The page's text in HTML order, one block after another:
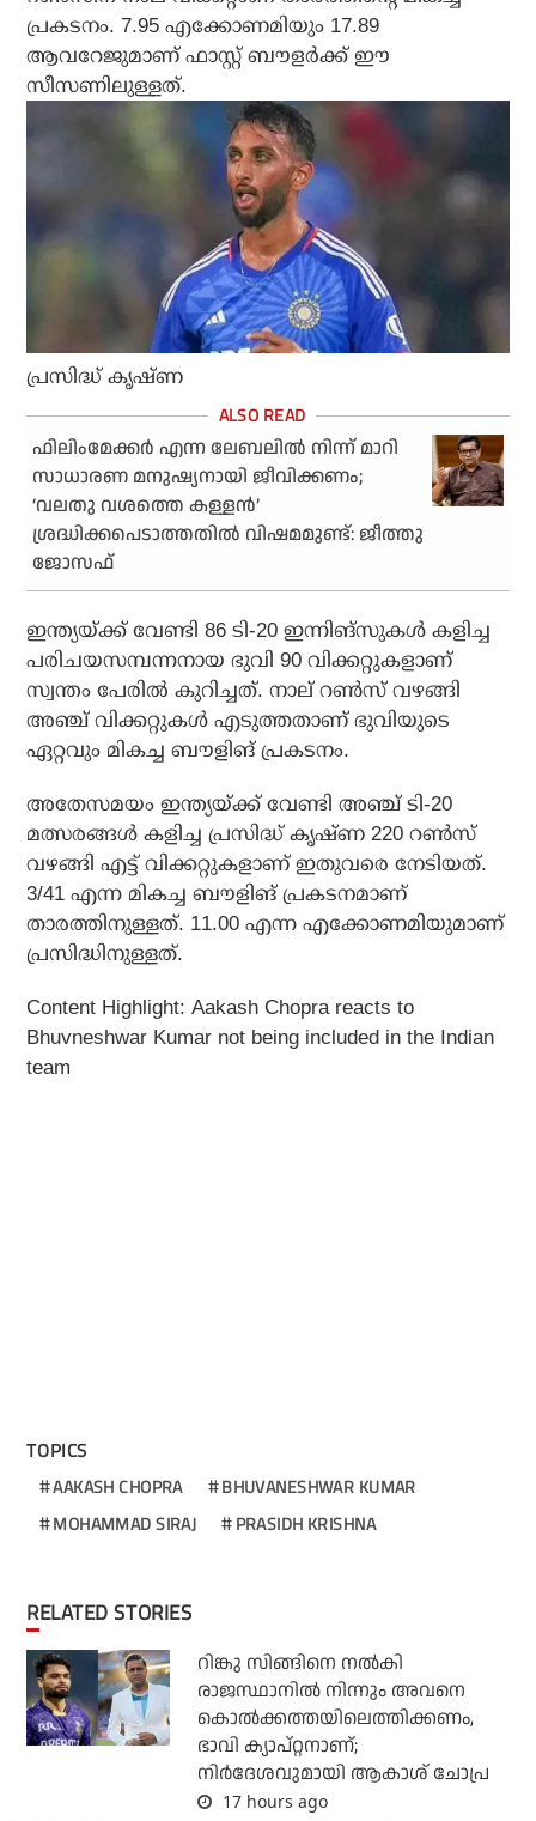
പ്രകടനം. 7.95 എക്കോണമിയും 17.89
ആവറേജുമാണ് ഫാസ്റ്റ് ബൗളര്‍ക്ക് ഈ
സീസണിലുള്ളത്.
പ്രസിദ്ധ് കൃഷ്ണ
ഫിലിംമേക്കർ എന്ന ലേബലിൽ നിന്ന് മാറി
സാധാരണ മനുഷ്യനായി ജീവിക്കണം;
‘വലതു വശത്തെ കള്ളൻ’
ശ്രദ്ധിക്കപെടാത്തതിൽ വിഷമമുണ്ട്: ജീത്തു
ജോസഫ്
ഇന്ത്യയ്ക്ക് വേണ്ടി 86 ടി-20 ഇന്നിങ്‌സുകള്‍ കളിച്ച
പരിചയസമ്പന്നനായ ഭുവി 90 വിക്കറ്റുകളാണ്
സ്വന്തം പേരില്‍ കുറിച്ചത്. നാല് റണ്‍സ് വഴങ്ങി
അഞ്ച് വിക്കറ്റുകള്‍ എടുത്തതാണ് ഭുവിയുടെ
ഏറ്റവും മികച്ച ബൗളിങ് പ്രകടനം.
അതേസമയം ഇന്ത്യയ്ക്ക് വേണ്ടി അഞ്ച് ടി-20
മത്സരങ്ങള്‍ കളിച്ച പ്രസിദ്ധ് കൃഷ്ണ 220 റണ്‍സ്
വഴങ്ങി എട്ട് വിക്കറ്റുകളാണ് ഇതുവരെ നേടിയത്.
3/41 എന്ന മികച്ച ബൗളിങ് പ്രകടനമാണ്
താരത്തിനുള്ളത്. 11.00 എന്ന എക്കോണമിയുമാണ്
പ്രസിദ്ധിനുള്ളത്.
Content Highlight:Aakash Chopra reacts to
Bhuvneshwar Kumar not being included in the Indian
team
TOPICS
AAKASH CHOPRA
BHUVANESHWAR KUMAR
MOHAMMAD SIRAJ
PRASIDH KRISHNA
RELATED STORIES
റിങ്കു സിങ്ങിനെ നൽകി
രാജസ്ഥാനിൽ നിന്നും അവനെ
കൊൽ‌ക്കത്തയിലെത്തിക്കണം,
ഭാവി ക്യാപ്റ്റനാണ്;
നിർദേശവുമായി ആകാശ് ചോപ്ര
17 hours ago